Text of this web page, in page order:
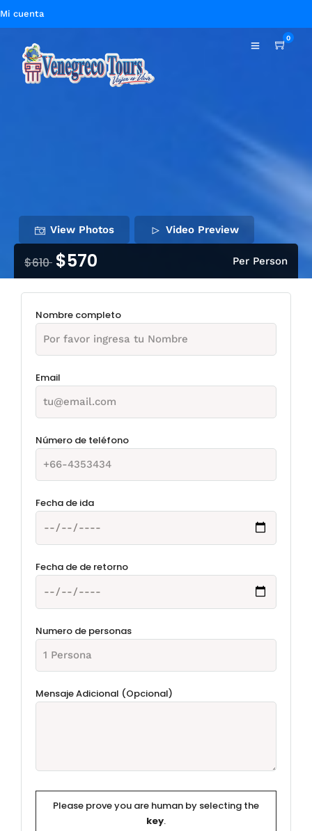
Mi cuenta
0
View Photos Video Preview
$610 $570 Per Person
Nombre completo
Email
Número de teléfono
Fecha de ida
Fecha de de retorno
Numero de personas
Mensaje Adicional (Opcional)
Please prove you are human by selecting the
key.